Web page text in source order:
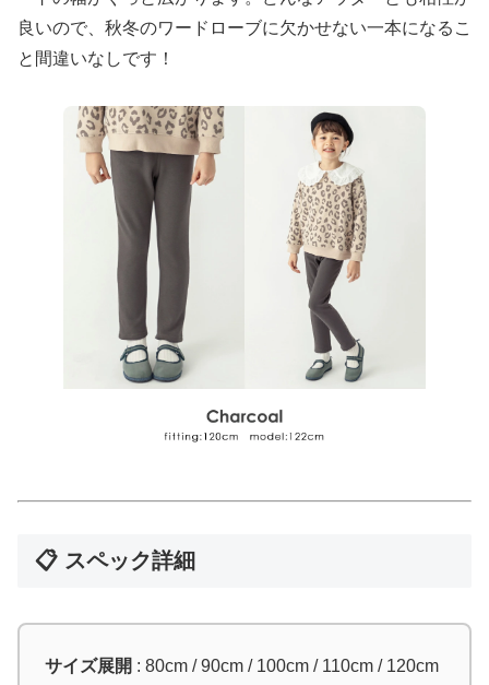
良いので、秋冬のワードローブに欠かせない一本になるこ
と間違いなしです！
📋 スペック詳細
サイズ展開 : 80cm / 90cm / 100cm / 110cm / 120cm